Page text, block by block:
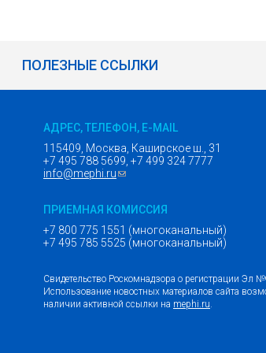
ПОЛЕЗНЫЕ ССЫЛКИ
АДРЕС, ТЕЛЕФОН, E-MAIL
115409, Москва, Каширское ш., 31
+7 495 788 5699, +7 499 324 7777
info@mephi.ru(ссылка для отправки email)
ПРИЕМНАЯ КОМИССИЯ
+7 800 775 1551 (многоканальный)
+7 495 785 5525 (многоканальный)
Свидетельство Роскомнадзора о регистрации Эл
Использование новостных материалов сайта
наличии активной ссылки на mephi.ru.